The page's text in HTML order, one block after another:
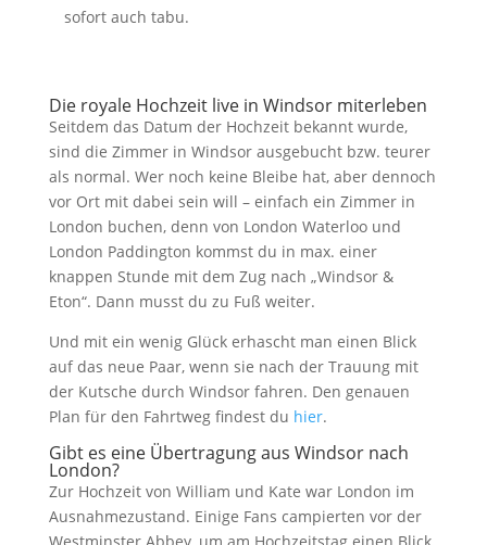
sofort auch tabu.
Die royale Hochzeit live in Windsor miterleben
Seitdem das Datum der Hochzeit bekannt wurde,
sind die Zimmer in Windsor ausgebucht bzw. teurer
als normal. Wer noch keine Bleibe hat, aber dennoch
vor Ort mit dabei sein will – einfach ein Zimmer in
London buchen, denn von London Waterloo und
London Paddington kommst du in max. einer
knappen Stunde mit dem Zug nach „Windsor &
Eton“. Dann musst du zu Fuß weiter.
Und mit ein wenig Glück erhascht man einen Blick
auf das neue Paar, wenn sie nach der Trauung mit
der Kutsche durch Windsor fahren. Den genauen
Plan für den Fahrtweg findest du hier.
Gibt es eine Übertragung aus Windsor nach
London?
Zur Hochzeit von William und Kate war London im
Ausnahmezustand. Einige Fans campierten vor der